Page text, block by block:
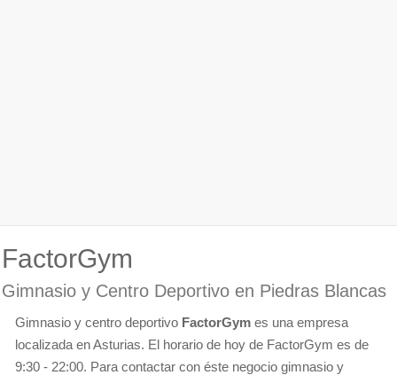
FactorGym
Gimnasio y Centro Deportivo en Piedras Blancas
Gimnasio y centro deportivo FactorGym es una empresa
localizada en Asturias. El horario de hoy de FactorGym es de
9:30 - 22:00. Para contactar con éste negocio gimnasio y